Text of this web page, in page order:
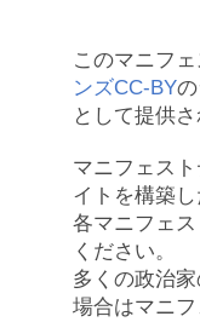
このマニフェ
ンズCC-BY
として提供さ
マニフェス
イトを構築し
各マニフェ
ください。
多くの政治
場合はマニ